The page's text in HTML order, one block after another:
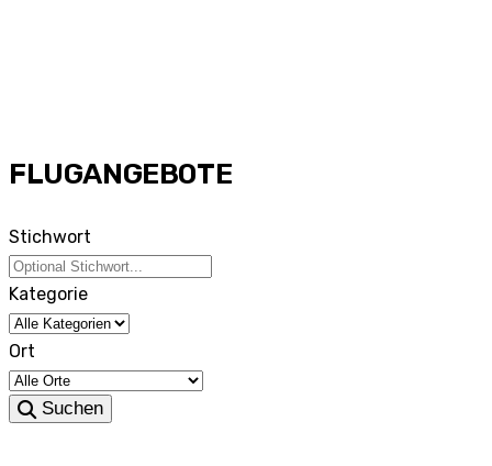
FLUGANGEBOTE
Stichwort
Kategorie
Ort
Suchen